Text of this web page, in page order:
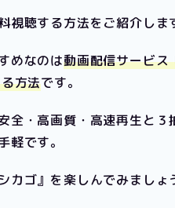
聴する方法をご紹介しま
めなのは動画配信サービス
方法です。
全・高画質・高速再生と３
軽です。
カゴ』を楽しんでみましょ